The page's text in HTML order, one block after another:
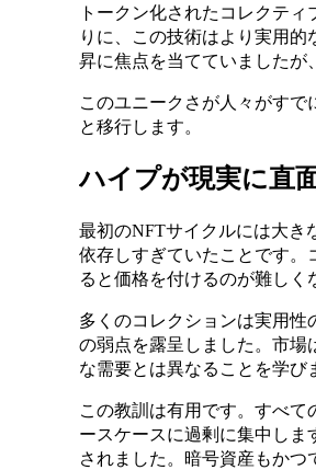
トークン化されたコレクテ
りに、この技術はより実用
昇に焦点を当てていましたが
このユニークさが人々がす
と移行します。
ハイプが現実に直
最初のNFTサイクルには大き
依存しすぎていたことです。
ると価格を付けるのが難しく
多くのコレクションは実用
の弱点を露呈しました。市場
な需要とは異なることを学び
この教訓は有用です。すべ
ースケースに過剰に集中し
されました。暗号資産もか